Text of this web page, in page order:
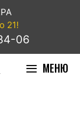
21!
06
МЕНЮ